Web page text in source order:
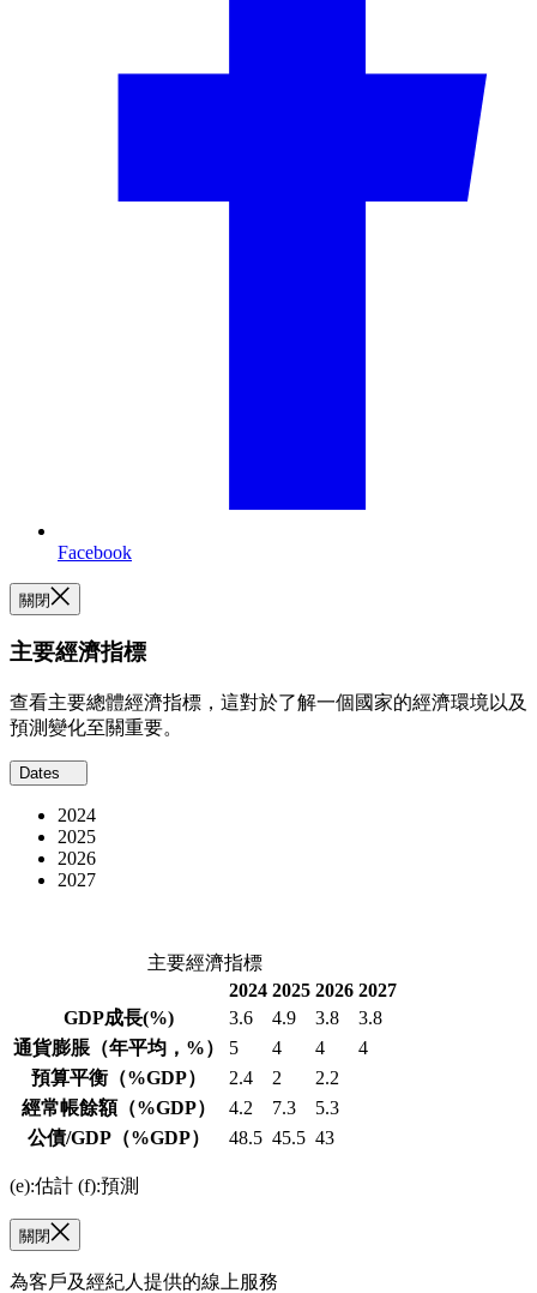
Facebook
關閉
主要經濟指標
查看主要總體經濟指標，這對於了解一個國家的經濟環境以及
預測變化至關重要。
Dates
2024
2025
2026
2027
主要經濟指標
2024 2025 2026 2027
GDP成長(%) 3.6 4.9 3.8
3.8
通貨膨脹 （年平均，%） 5 4 4
4
預算平衡 （%GDP） 2.4 2
2.2
經常帳餘額（%GDP） 4.2 7.3
5.3
公債/GDP （%GDP） 48.5 45.5 43
(e):估計 (f):預測
關閉
為客戶及經紀人提供的線上服務